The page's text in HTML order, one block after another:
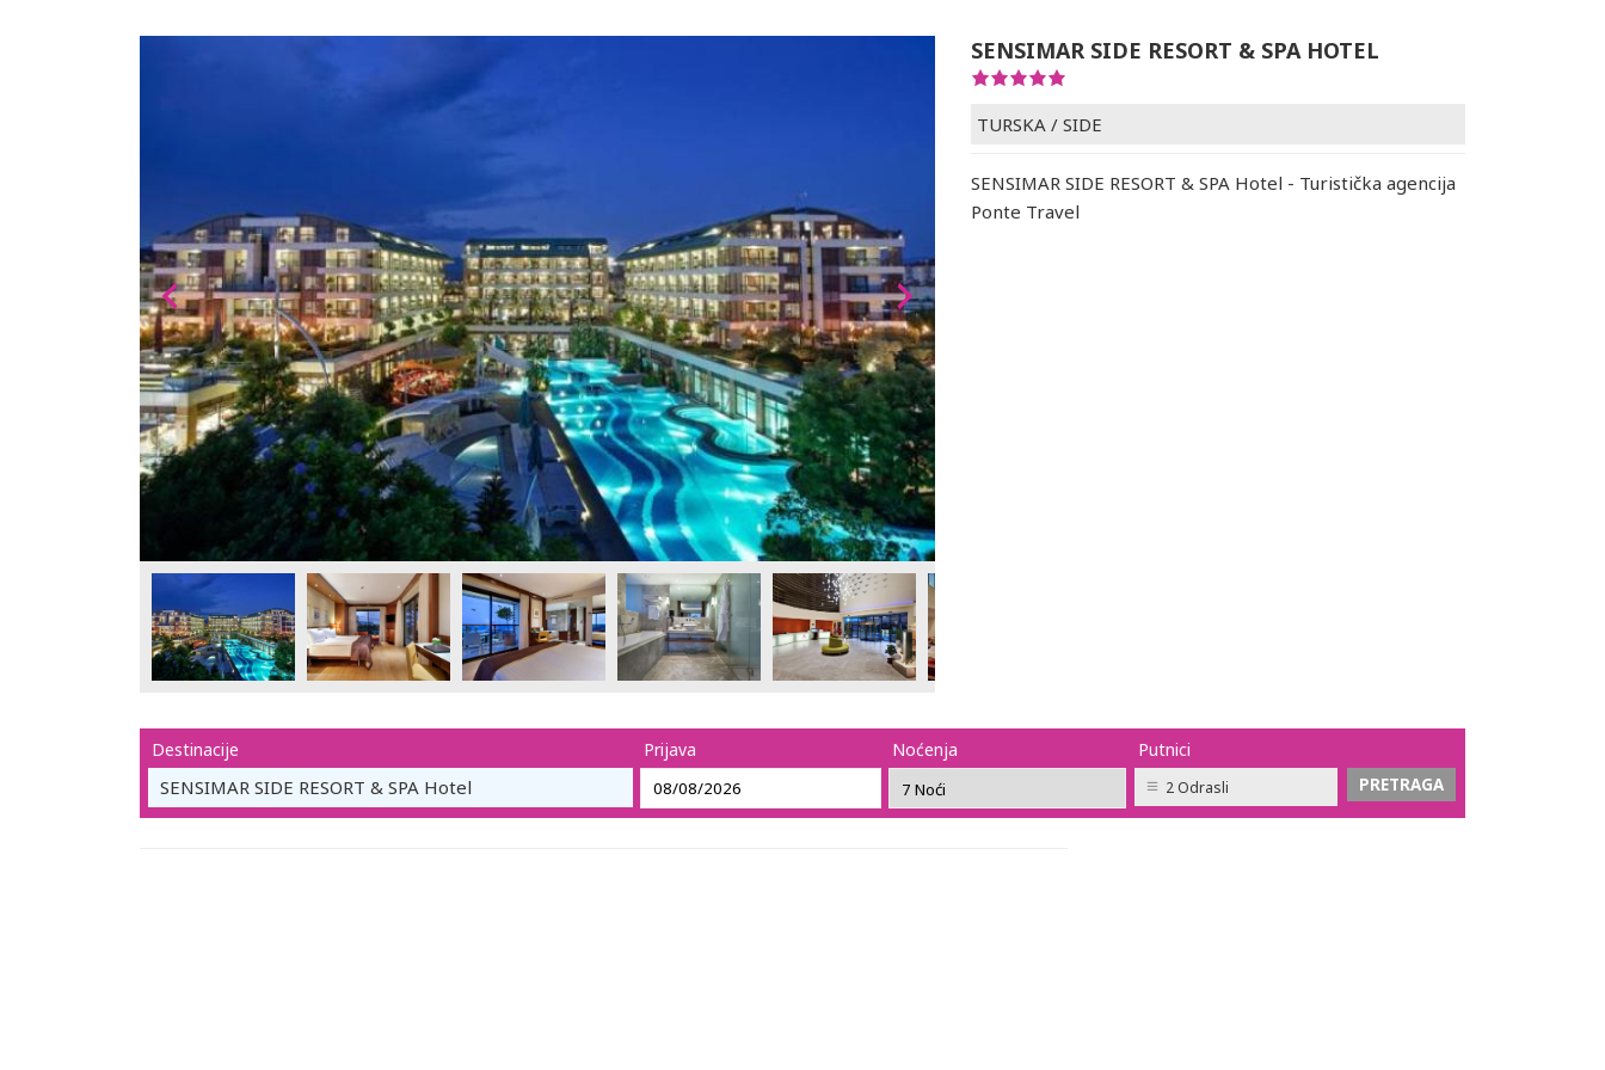
SENSIMAR SIDE RESORT & SPA HOTEL
TURSKA / SIDE
SENSIMAR SIDE RESORT & SPA Hotel - Turistička agencija
Ponte Travel
Destinacije
SENSIMAR SIDE RESORT & SPA Hotel
Prijava Noćenja Putnici
2 Odrasli